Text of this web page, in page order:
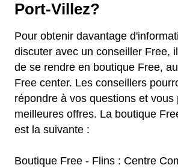
Port-Villez?
Pour obtenir davantage
discuter avec un conseiller Free,
de se rendre en boutique Free,
Free center. Les conseillers
répondre à vos questions et vous
meilleures offres. La boutique
est la suivante :
Boutique Free - Flins : Centre